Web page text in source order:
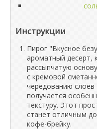
Инструкции
Пирог "Вкусное
ароматный десерт,
рассыпчатую
с кремовой
чередованию слоев
получается
текстуру. Этот
станет отличным
кофе-брейку.